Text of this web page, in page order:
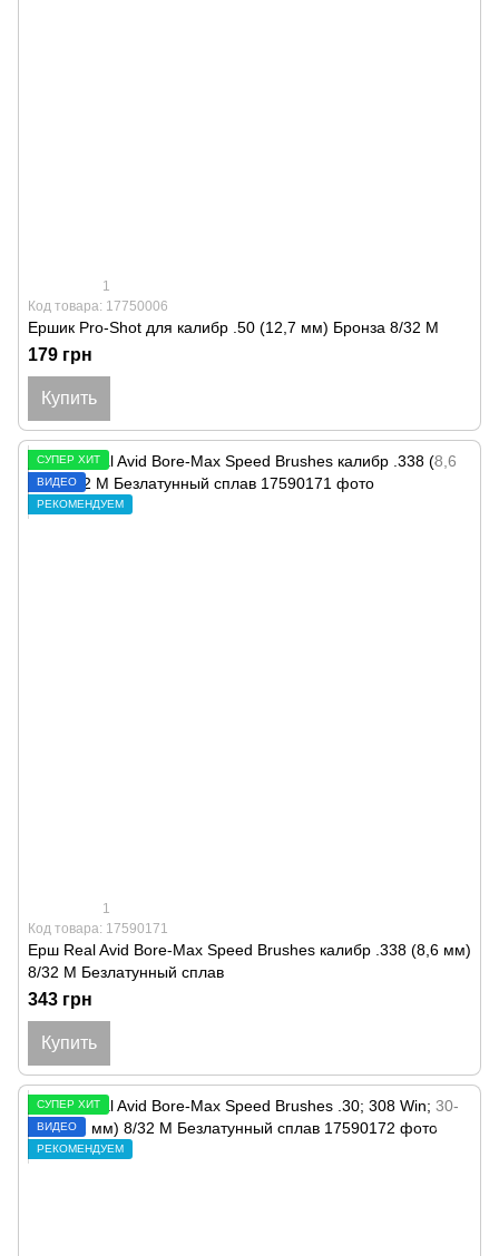
1
Код товара: 17750006
Ершик Pro-Shot для калибр .50 (12,7 мм) Бронза 8/32 M
179 грн
Купить
СУПЕР ХИТ
ВИДЕО
РЕКОМЕНДУЕМ
1
Код товара: 17590171
Ерш Real Avid Bore-Max Speed Brushes калибр .338 (8,6 мм)
8/32 M Безлатунный сплав
343 грн
Купить
СУПЕР ХИТ
ВИДЕО
РЕКОМЕНДУЕМ